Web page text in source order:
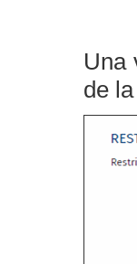
Una
de